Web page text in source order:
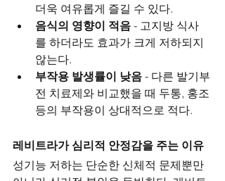
더욱 여유롭게 즐길 수 있다.
음식의 영향이 적음 - 고지방 식사
를 하더라도 효과가 크게 저하되지
않는다.
부작용 발생률이 낮음 - 다른 발기부
전 치료제와 비교했을 때 두통, 홍조
등의 부작용이 상대적으로 적다.
레비트라가 심리적 안정감을 주는 이유
성기능 저하는 단순한 신체적 문제뿐만